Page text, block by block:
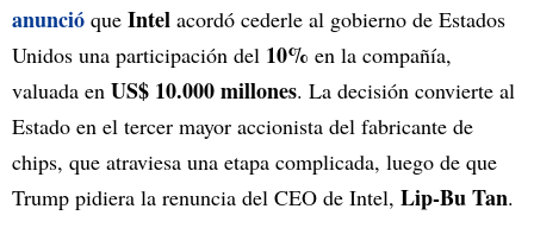
anunció que Intel acordó cederle al gobierno de Estados
Unidos una participación del 10% en la compañía,
valuada en US$ 10.000 millones. La decisión convierte al
Estado en el tercer mayor accionista del fabricante de
chips, que atraviesa una etapa complicada, luego de que
Trump pidiera la renuncia del CEO de Intel, Lip-Bu Tan.